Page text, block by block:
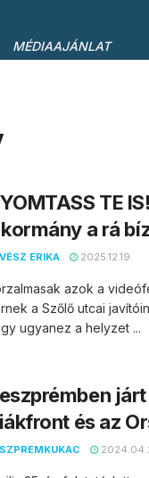
MÉDIAAJÁNLAT
TE
a rá
ERIKA 2025.12.19.
azok a
a Szőlő utcai
ugyanez a helyzet ...
és az